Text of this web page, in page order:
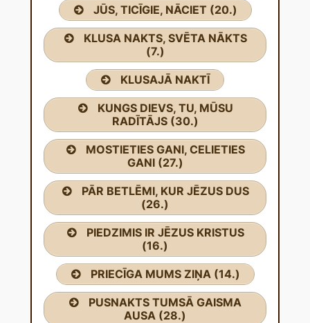
JŪS, TICĪGIE, NĀCIET (20.)
KLUSA NAKTS, SVĒTA NĀKTS
(7.)
KLUSAJĀ NAKTĪ
KUNGS DIEVS, TU, MŪSU
RADĪTĀJS (30.)
MOSTIETIES GANI, CELIETIES
GANI (27.)
PĀR BETLĒMI, KUR JĒZUS DUS
(26.)
PIEDZIMIS IR JĒZUS KRISTUS
(16.)
PRIECĪGA MUMS ZIŅA (14.)
PUSNAKTS TUMSĀ GAISMA
AUSA (28.)